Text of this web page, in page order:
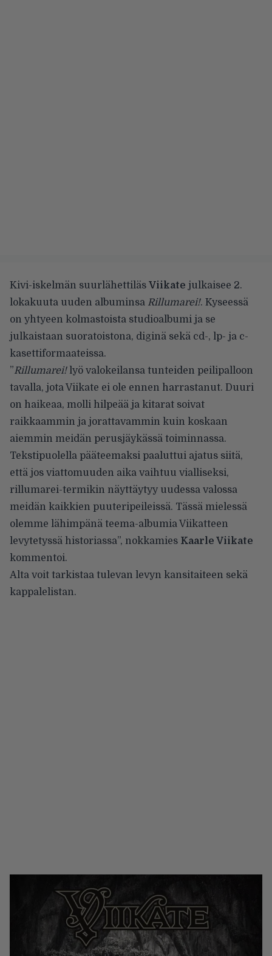
Kivi-iskelmän suurlähettiläs Viikate julkaisee 2.
lokakuuta uuden albuminsa Rillumarei!. Kyseessä
on yhtyeen kolmastoista studioalbumi ja se
julkaistaan suoratoistona, diginä sekä cd-, lp- ja c-
kasettiformaateissa.
”Rillumarei!lyö valokeilansa tunteiden peilipalloon
tavalla, jota Viikate ei ole ennen harrastanut. Duuri
on haikeaa, molli hilpeää ja kitarat soivat
raikkaammin ja jorattavammin kuin koskaan
aiemmin meidän perusjäykässä toiminnassa.
Tekstipuolella pääteemaksi paaluttui ajatus siitä,
että jos viattomuuden aika vaihtuu vialliseksi,
rillumarei-termikin näyttäytyy uudessa valossa
meidän kaikkien puuteripeileissä. Tässä mielessä
olemme lähimpänä teema-albumia Viikatteen
levytetyssä historiassa”, nokkamies Kaarle Viikate
kommentoi.
Alta voit tarkistaa tulevan levyn kansitaiteen sekä
kappalelistan.